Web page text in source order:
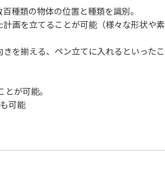
種類の物体の位置と種類を識別。
画を立てることが可能（様々な形状や
を揃える、ペン立てに入れるといったこ
が可能。
可能